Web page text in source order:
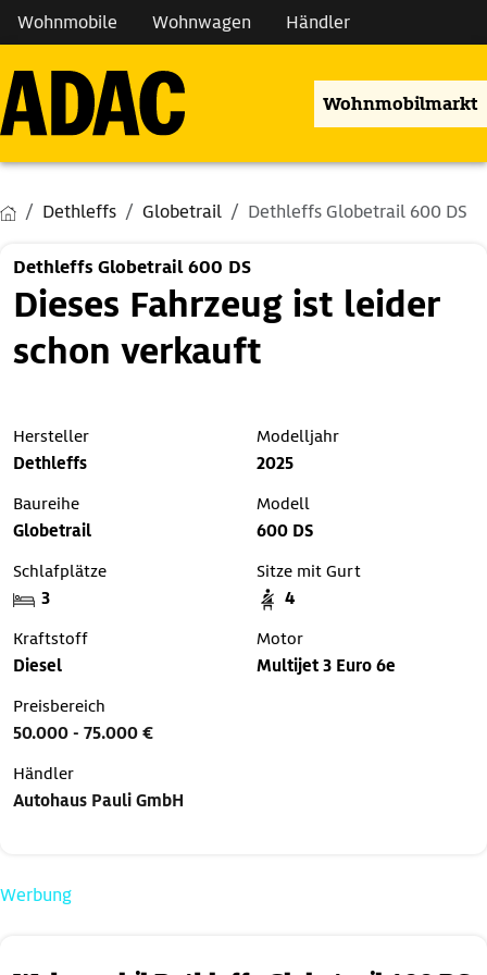
Wohnmobile Wohnwagen Händler
Wohnmobilmarkt
Dethleffs Globetrail Dethleffs Globetrail 600 DS
Dethleffs Globetrail 600 DS
Dieses Fahrzeug ist leider
schon verkauft
Hersteller
Dethleffs
Modelljahr
2025
Baureihe
Globetrail
Modell
600 DS
Schlafplätze
3
Sitze mit Gurt
4
Kraftstoff
Diesel
Motor
Multijet 3 Euro 6e
Preisbereich
50.000 - 75.000 €
Händler
Autohaus Pauli GmbH
Werbung